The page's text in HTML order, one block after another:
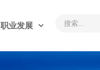
职业发展